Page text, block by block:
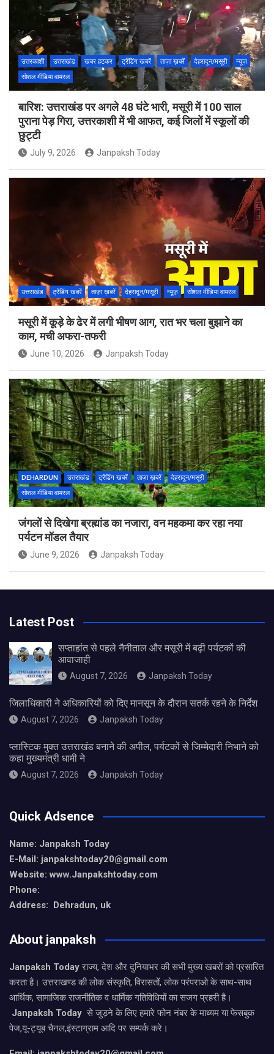
उत्तरकाशी उत्तराखंड खबर हटकर ट्रेंडिंग खबरें ताज़ा ख़बरें देहरादून/मसूरी
न्यूज़
सोशल मीडिया वायरल
बारिश: उत्तराखंड पर अगले 48 घंटे भारी, मसूरी में 100 साल
पुराना पेड़ गिरा, उत्तरकाशी में भी आफत, कई जिलों में स्कूलों की
छुट्टी
July 9, 2026 Janpaksh Today
उत्तराखंड ट्रेंडिंग खबरें ताज़ा ख़बरें देहरादून/मसूरी न्यूज़ सोशल मीडिया वायरल
मसूरी में कूड़े के ढेर में लगी भीषण आग, रात भर चला बुझाने का
काम, मची अफरा-तफरी
June 10, 2026 Janpaksh Today
DEHARDUN उत्तराखंड ट्रेंडिंग खबरें ताज़ा ख़बरें
देहरादून/मसूरी
सोशल मीडिया वायरल
जंगलों से दिखेगा ब्रह्मांड का नजारा, वन महकमा कर रहा नया
पर्यटन मॉडल तैयार
June 9, 2026 Janpaksh Today
Latest Post
सप्ताहांत से पहले नैनीताल और मसूरी में बढ़ी पर्यटकों की
आवाजाही
August 7, 2026 Janpaksh Today
जिलाधिकारी ने अधिकारियों को दिए मानसून के दौरान सतर्क रहने के निर्देश
August 7, 2026 Janpaksh Today
प्लास्टिक मुक्त उत्तराखंड बनाने की अपील, पर्यटकों से जिम्मेदारी निभाने को
कहा मुख्यमंत्री धामी ने
August 7, 2026 Janpaksh Today
Quick Adsence
Name: Janpaksh Today
E-Mail: janpakshtoday20@gmail.com
Website: www.Janpakshtoday.com
Phone:
Address: Dehradun, uk
About janpaksh
Janpaksh Todayराज्य, देश और दुनियाभर की सभी मुख्य खबरों को प्रसारित
करता है। उत्तराखण्ड की लोक संस्कृति, विरासतों, लोक परंपराओ के साथ-साथ
आर्थिक, सामाजिक राजनीतिक व धार्मिक गतिविधियों का सजग प्रहरी है।
Janpaksh Today से जुड़ने के लिए हमारे फोन नंबर के माध्यम या फेसबुक
पेज,यू-ट्यूब चैनल,इंस्टाग्राम आदि पर सम्पर्क करे।